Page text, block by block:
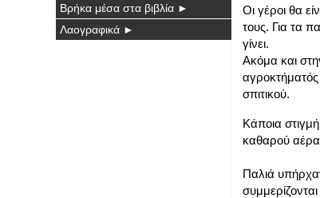
Οι γέροι θα
τους. Για τα
γίνει.
Ακόμα και
αγροκτήματός
σπιτικού.
Κάποια
καθαρού
Παλιά
Βρήκα μέσα στα βιβλία ►
Λαογραφικά ►